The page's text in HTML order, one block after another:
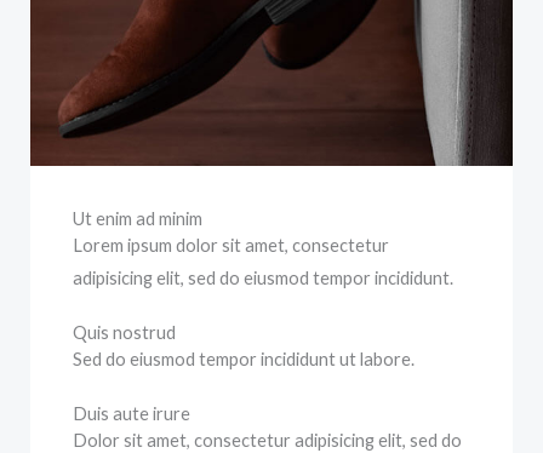
Ut enim ad minim
Lorem ipsum dolor sit amet, consectetur
adipisicing elit, sed do eiusmod tempor incididunt.
Quis nostrud
Sed do eiusmod tempor incididunt ut labore.
Duis aute irure
Dolor sit amet, consectetur adipisicing elit, sed do